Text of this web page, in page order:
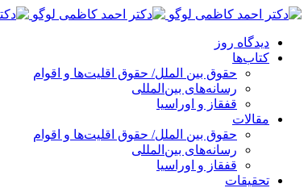
پرش
محتوا
دیدگاه روز
کتاب‌ها
حقوق بین الملل/ حقوق اقلیت‌ها و اقوام
رسانه‌های بین‌المللی
قفقاز و اوراسیا
مقالات
حقوق بین الملل/ حقوق اقلیت‌ها و اقوام
رسانه‌های بین‌المللی
قفقاز و اوراسیا
تحقیقات